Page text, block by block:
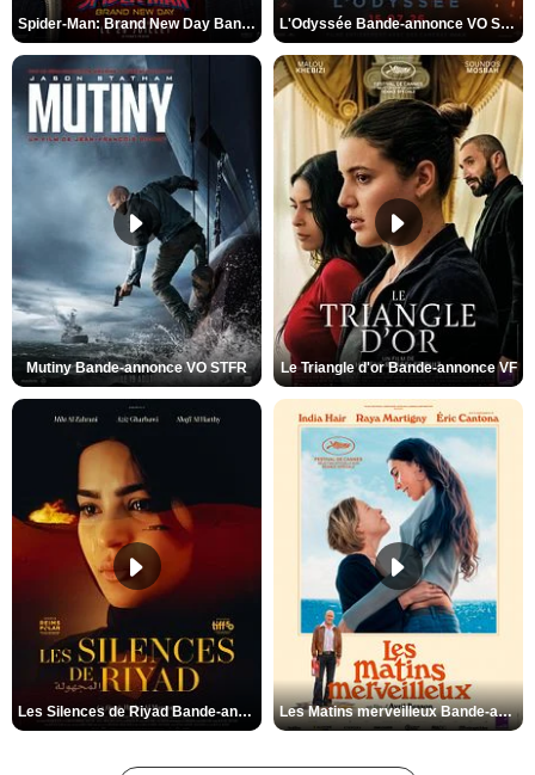
Spider-Man: Brand New Day Bande-annonce VO STFR L'Odyssée Bande-annonce VO STFR
Mutiny Bande-annonce VO STFR Le Triangle d'or Bande-annonce VF
Les Silences de Riyad Bande-annonce VO STFR Les Matins merveilleux Bande-annonce VF